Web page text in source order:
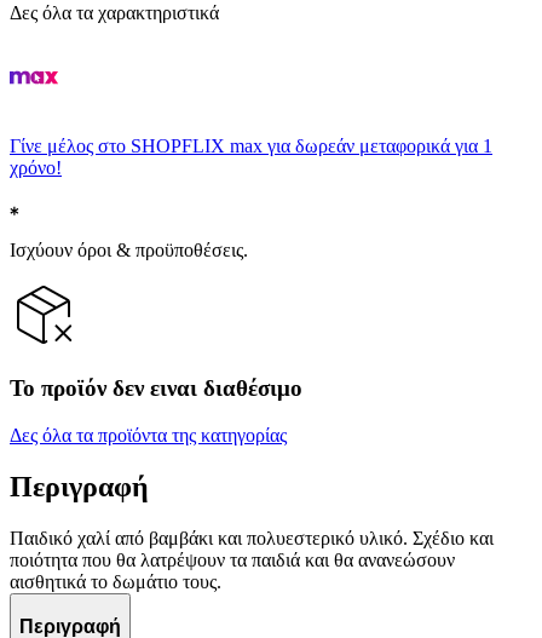
Δες όλα τα χαρακτηριστικά
Γίνε μέλος στο SHOPFLIX max για δωρεάν μεταφορικά για 1
χρόνο!
Ισχύουν όροι & προϋποθέσεις.
Το προϊόν δεν ειναι διαθέσιμο
Δες όλα τα προϊόντα της κατηγορίας
Περιγραφή
Παιδικό χαλί από βαμβάκι και πολυεστερικό υλικό. Σχέδιο και
ποιότητα που θα λατρέψουν τα παιδιά και θα ανανεώσουν
αισθητικά το δωμάτιο τους.
Περιγραφή